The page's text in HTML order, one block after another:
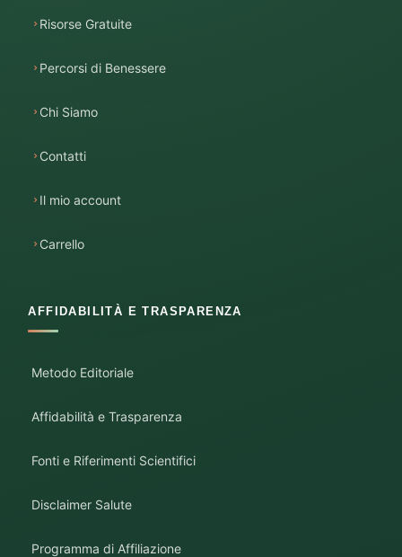
Risorse Gratuite
Percorsi di Benessere
Chi Siamo
Contatti
Il mio account
Carrello
AFFIDABILITÀ E TRASPARENZA
Metodo Editoriale
Affidabilità e Trasparenza
Fonti e Riferimenti Scientifici
Disclaimer Salute
Programma di Affiliazione